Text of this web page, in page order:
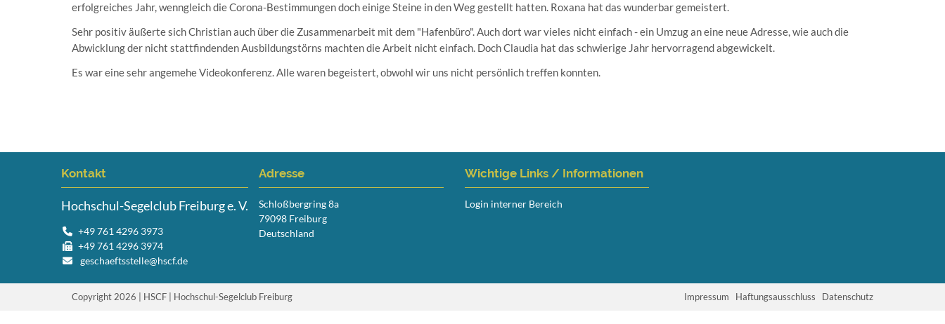
erfolgreiches Jahr, wenngleich die Corona-Bestimmungen doch einige Steine in den Weg gestellt hatten. Roxana hat das wunderbar gemeistert.
Sehr positiv äußerte sich Christian auch über die Zusammenarbeit mit dem "Hafenbüro". Auch dort war vieles nicht einfach - ein Umzug an eine neue Adresse, wie auch die
Abwicklung der nicht stattfindenden Ausbildungstörns machten die Arbeit nicht einfach. Doch Claudia hat das schwierige Jahr hervorragend abgewickelt.
Es war eine sehr angemehe Videokonferenz. Alle waren begeistert, obwohl wir uns nicht persönlich treffen konnten.
Kontakt
Hochschul-Segelclub Freiburg e. V.
+49 761 4296 3973
+49 761 4296 3974
geschaeftsstelle@hscf.de
Adresse
Schloßbergring 8a
79098 Freiburg
Deutschland
Wichtige Links / Informationen
Login interner Bereich
Copyright 2026 | HSCF | Hochschul-Segelclub Freiburg Impressum Haftungsausschluss Datenschutz